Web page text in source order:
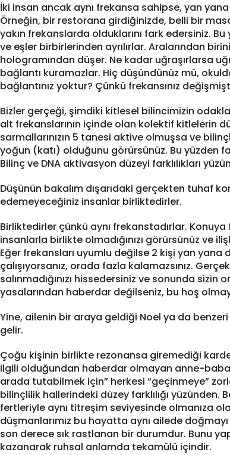
İki insan ancak aynı frekansa sahipse, yan
Örneğin, bir restorana girdiğinizde, belli bir
yakın frekanslarda olduklarını fark edersiniz.
ve eşler birbirlerinden ayrılırlar. Aralarından
hologramından düşer. Ne kadar uğraşırlarsa
bağlantı kuramazlar. Hiç düşündünüz mü,
bağlantınız yoktur? Çünkü frekansınız
Bizler gerçeği, şimdiki kitlesel bilincimizin
alt frekanslarının içinde olan kolektif kitlelerin
sarmallarınızın 5 tanesi aktive olmuşsa ve
yoğun (katı) olduğunu görürsünüz. Bu yüzden
Bilinç ve DNA aktivasyon düzeyi farklılıkları
Düşünün bakalım dışarıdaki gerçekten tuhaf
edemeyeceğiniz insanlar birliktedirler.
Birliktedirler çünkü aynı frekanstadırlar.
insanlarla birlikte olmadığınızı görürsünüz ve
Eğer frekansları uyumlu değilse 2 kişi yan yana
çalışıyorsanız, orada fazla kalamazsınız.
salınmadığınızı hissedersiniz ve sonunda
yasalarından haberdar değilseniz, bu hoş
Yine, ailenin bir araya geldiği Noel ya da
gelir.
Çoğu kişinin birlikte rezonansa giremediği
ilgili olduğundan haberdar olmayan anne-
arada tutabilmek için” herkesi “geçinmeye”
bilinçlilik hallerindeki düzey farklılığı
fertleriyle aynı titreşim seviyesinde olmanıza
düşmanlarımız bu hayatta aynı ailede
son derece sık rastlanan bir durumdur. Bunu
kazanarak ruhsal anlamda tekamülü içindir.